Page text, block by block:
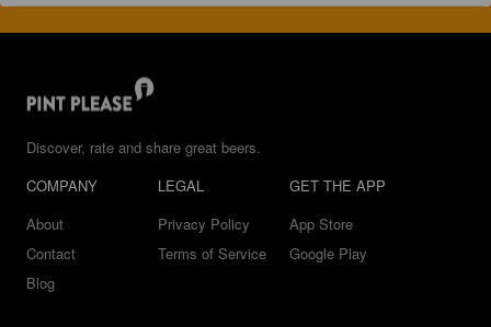
Discover, rate and share great beers.
COMPANY
About
Contact
Blog
LEGAL
Privacy Policy
Terms of Service
GET THE APP
App Store
Google Play